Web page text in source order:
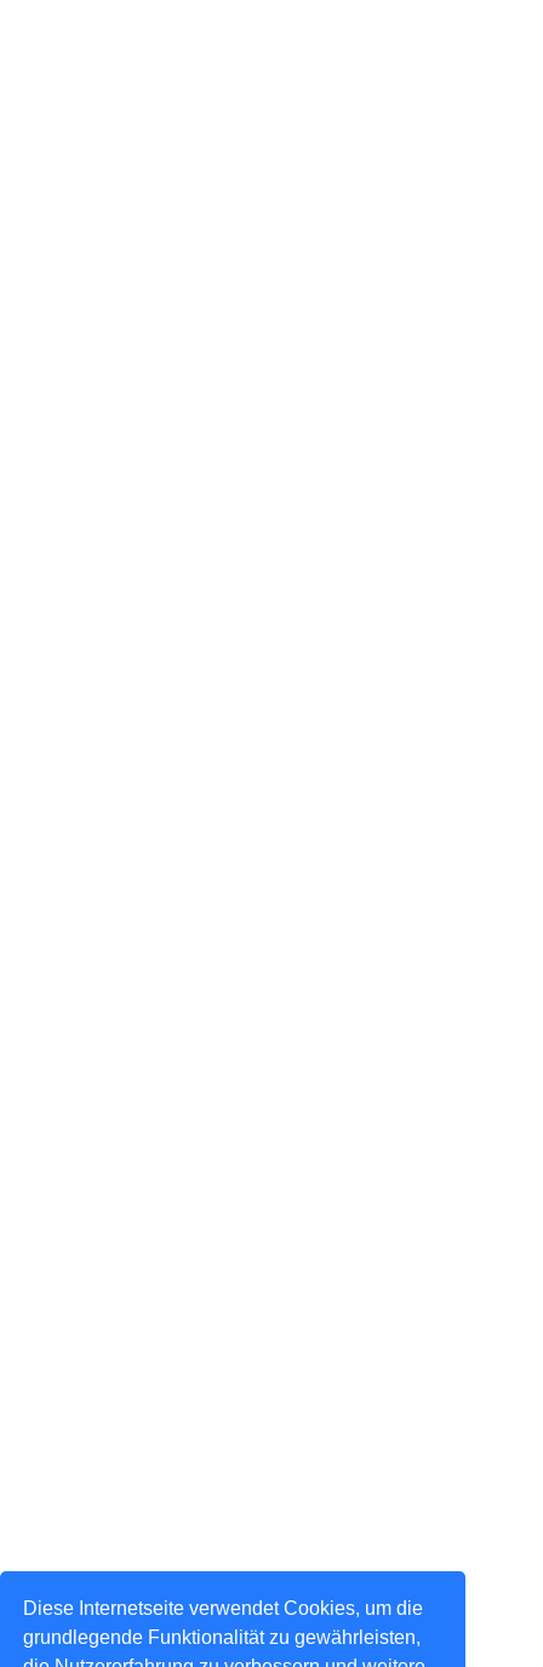
Diese Internetseite verwendet Cookies, um die
grundlegende Funktionalität zu gewährleisten,